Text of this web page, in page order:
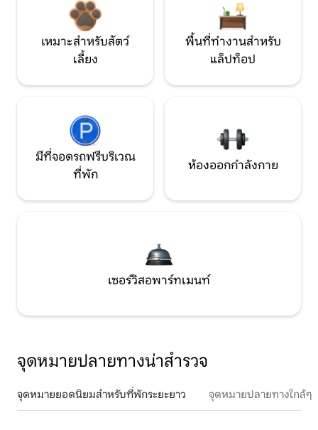
เหมาะสำหรับสัตว์
เลี้ยง
พื้นที่ทำงานสำหรับ
แล็ปท็อป
มีที่จอดรถฟรีบริเวณ
ที่พัก
ห้องออกกำลังกาย
เซอร์วิสอพาร์ทเมนท์
จุดหมายปลายทางน่าสำรวจ
จุดหมายยอดนิยมสำหรับที่พักระยะยาว จุดหมายปลายทางใกล้ๆ